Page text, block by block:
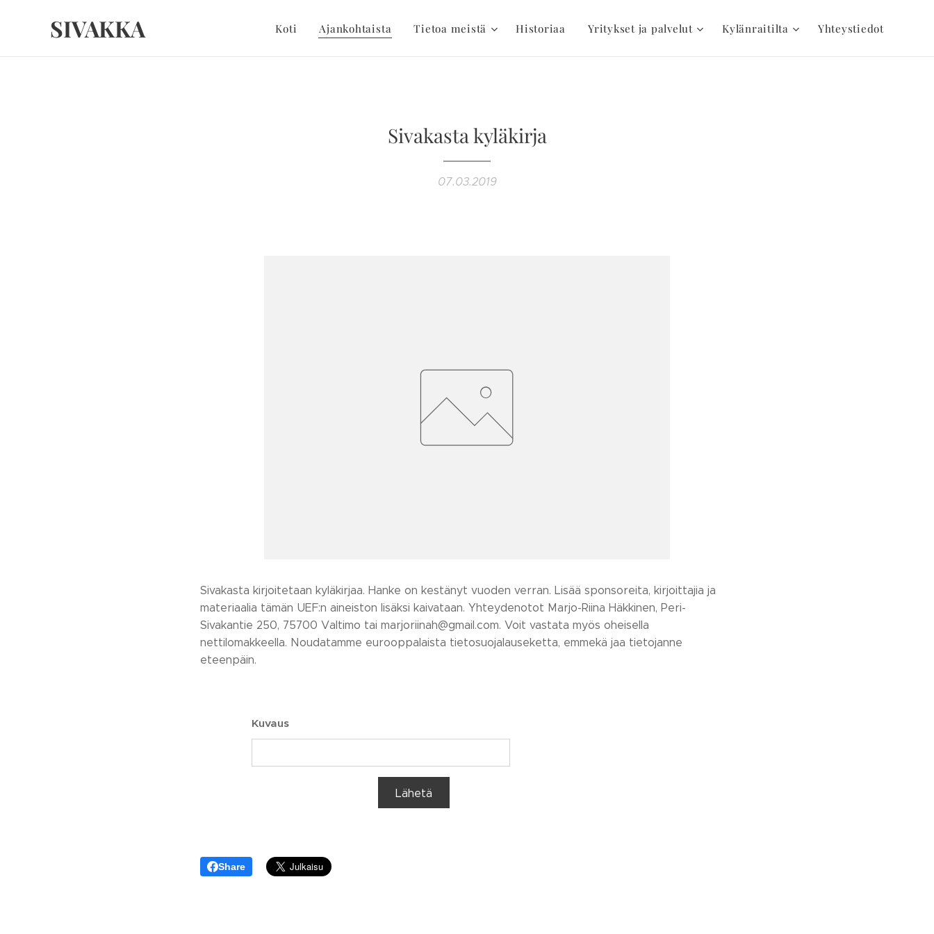
SIVAKKA Koti Ajankohtaista Tietoa meistä Historiaa Yritykset ja palvelut Kylänraitilta Yhteystiedot
Sivakasta kyläkirja
07.03.2019
Sivakasta kirjoitetaan kyläkirjaa. Hanke on kestänyt vuoden verran. Lisää sponsoreita, kirjoittajia ja
materiaalia tämän UEF:n aineiston lisäksi kaivataan. Yhteydenotot Marjo-Riina Häkkinen, Peri-
Sivakantie 250, 75700 Valtimo tai marjoriinah@gmail.com. Voit vastata myös oheisella
nettilomakkeella. Noudatamme eurooppalaista tietosuojalauseketta, emmekä jaa tietojanne
eteenpäin.
Kuvaus
Lähetä
Share